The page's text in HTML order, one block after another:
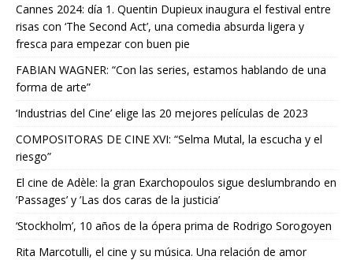
Cannes 2024: día 1. Quentin Dupieux inaugura el festival entre
risas con ‘The Second Act’, una comedia absurda ligera y
fresca para empezar con buen pie
FABIAN WAGNER: “Con las series, estamos hablando de una
forma de arte”
‘Industrias del Cine’ elige las 20 mejores películas de 2023
COMPOSITORAS DE CINE XVI: “Selma Mutal, la escucha y el
riesgo”
El cine de Adèle: la gran Exarchopoulos sigue deslumbrando en
’Passages’ y ’Las dos caras de la justicia’
‘Stockholm’, 10 años de la ópera prima de Rodrigo Sorogoyen
Rita Marcotulli, el cine y su música. Una relación de amor